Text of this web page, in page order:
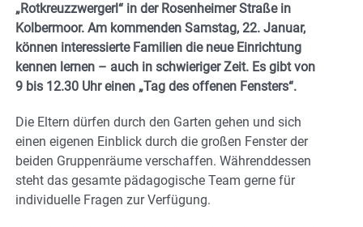
„Rotkreuzzwergerl“ in der Rosenheimer Straße in
Kolbermoor. Am kommenden Samstag, 22. Januar,
können interessierte Familien die neue Einrichtung
kennen lernen – auch in schwieriger Zeit. Es gibt von
9 bis 12.30 Uhr einen „Tag des offenen Fensters“.
Die Eltern dürfen durch den Garten gehen und sich
einen eigenen Einblick durch die großen Fenster der
beiden Gruppenräume verschaffen. Währenddessen
steht das gesamte pädagogische Team gerne für
individuelle Fragen zur Verfügung.